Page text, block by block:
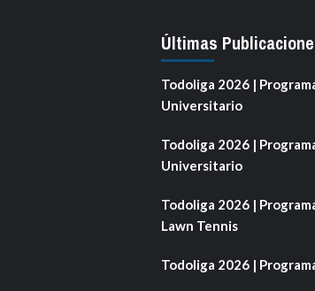
Últimas
Todoliga 2026 |
Universitario
Todoliga 2026 |
Universitario
Todoliga 2026 |
Lawn Tennis
Todoliga 2026 |